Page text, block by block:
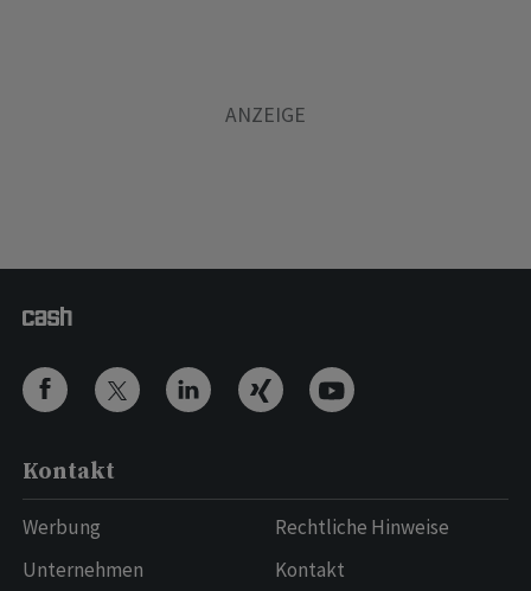
Kontakt
Werbung
Unternehmen
Rechtliche Hinweise
Kontakt